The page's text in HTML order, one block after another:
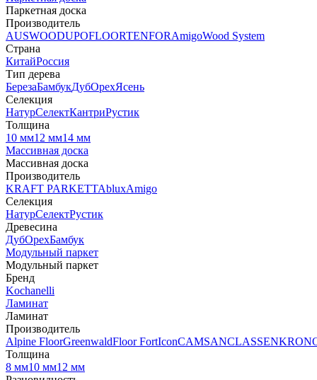
Паркетная доска
Производитель
AUSWOODUPOFLOORTENFORAmigoWood System
Страна
КитайРоссия
Тип дерева
БерезаБамбукДубОрехЯсень
Селекция
НатурСелектКантриРустик
Толщина
10 мм12 мм14 мм
Массивная доска
Массивная доска
Производитель
KRAFT PARKETTAbluxAmigo
Селекция
НатурСелектРустик
Древесина
ДубОрехБамбук
Модульный паркет
Модульный паркет
Бренд
Kochanelli
Ламинат
Ламинат
Производитель
Alpine FloorGreenwaldFloor FortIconCAMSANCLASSEN
Толщина
8 мм10 мм12 мм